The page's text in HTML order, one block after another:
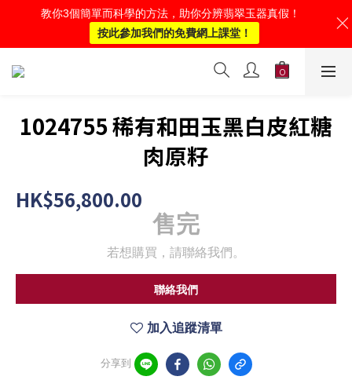
1024755 稀有和田玉黑白皮紅糖
肉原籽
HK$56,800.00
售完
若想購買，請聯絡我們。
聯絡我們
加入追蹤清單
分享到
教你3個簡單而科學的方法，助你分辨翡翠玉器真假！
按此參加我們的免費網上課堂！